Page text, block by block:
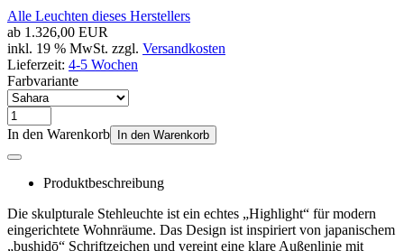
Alle Leuchten dieses Herstellers
ab 1.326,00 EUR
inkl. 19 % MwSt. zzgl. Versandkosten
Lieferzeit: 4-5 Wochen
Farbvariante
In den Warenkorb In den Warenkorb
Produktbeschreibung
Die skulpturale Stehleuchte ist ein echtes „Highlight“ für modern
eingerichtete Wohnräume. Das Design ist inspiriert von japanischem
„bushidō“ Schriftzeichen und vereint eine klare Außenlinie mit